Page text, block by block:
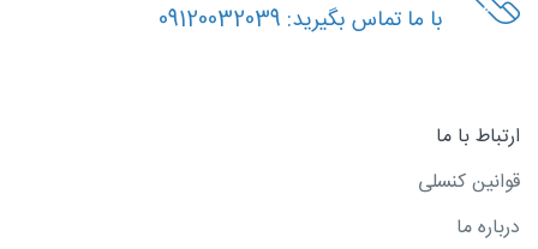
با ما تماس بگیرید: 09120032039
ارتباط با ما
قوانین کنسلی
درباره ما